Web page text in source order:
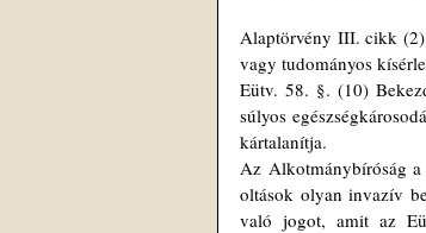
Alaptörvény III. cikk (2)
vagy tudományos
Eütv. 58. §. (10)
súlyos
kártalanítja.
Az Alkotmánybíróság a
oltások olyan invazív
való jogot, amit az